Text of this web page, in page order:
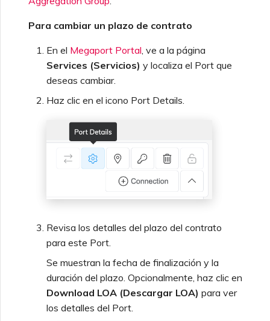
Para cambiar un plazo de contrato
En el Megaport Portal, ve a la página
Services (Servicios) y localiza el Port que
deseas cambiar.
Haz clic en el icono Port Details.
Revisa los detalles del plazo del contrato
para este Port.
Se muestran la fecha de finalización y la
duración del plazo. Opcionalmente, haz clic en
Download LOA (Descargar LOA) para ver
los detalles del Port.